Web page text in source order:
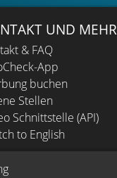
UND MEHR
& FAQ
App
buchen
Stellen
Schnittstelle (API)
to English